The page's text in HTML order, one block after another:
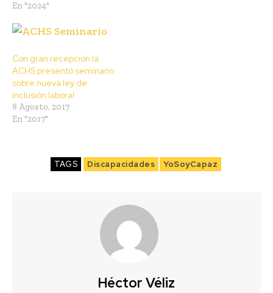
En "2024"
Con gran recepción la
ACHS presentó seminario
sobre nueva ley de
inclusión laboral
8 Agosto, 2017
En "2017"
TAGS Discapacidades YoSoyCapaz
Héctor Véliz